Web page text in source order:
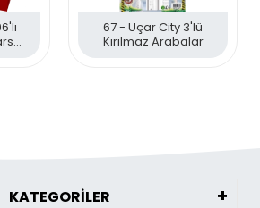
67 - Uçar City 3'lü
Kırılmaz Arabalar
KATEGORİLER